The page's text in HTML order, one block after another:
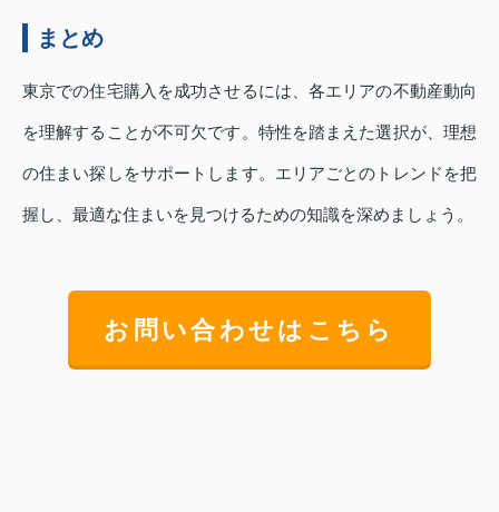
まとめ
東京での住宅購入を成功させるには、各エリアの不動産動向
を理解することが不可欠です。特性を踏まえた選択が、理想
の住まい探しをサポートします。エリアごとのトレンドを把
握し、最適な住まいを見つけるための知識を深めましょう。
お問い合わせはこちら